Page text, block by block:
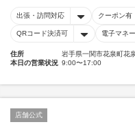
出張・訪問対応 クーポン有
QRコード決済可 電子マネ
住所
岩手県一関市花泉町花
本日の営業状況 9:00〜17:00
店舗公式